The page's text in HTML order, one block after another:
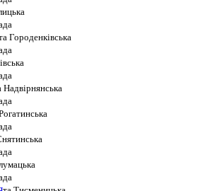
Городенківська
Надвірнянська